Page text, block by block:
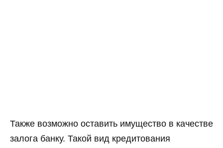
Также возможно оставить имущество в качестве
залога банку. Такой вид кредитования